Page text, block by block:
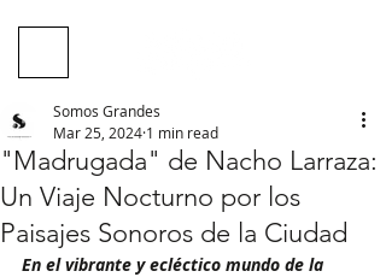
"Madrugada" de Nacho Larraza:
Un Viaje Nocturno por los
Paisajes Sonoros de la Ciudad
Somos Grandes
Mar 25, 2024 1 min read
En el vibrante y ecléctico mundo de la